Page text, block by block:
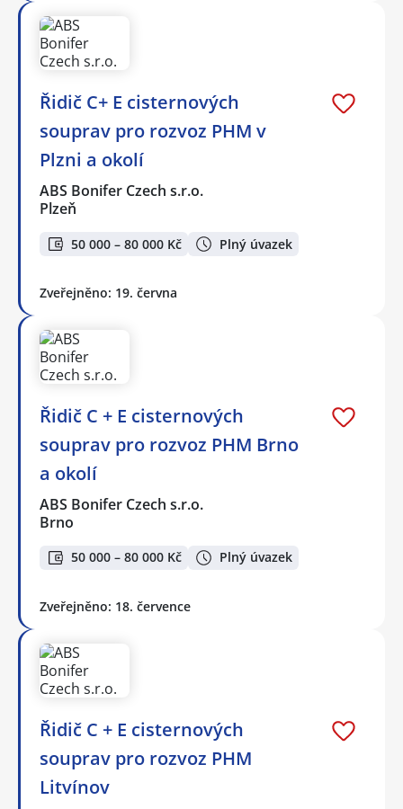
Řidič C+ E cisternových
souprav pro rozvoz PHM v
Plzni a okolí
ABS Bonifer Czech s.r.o.
Plzeň
50 000 – 80 000 Kč Plný úvazek
Zveřejněno: 19. června
Řidič C + E cisternových
souprav pro rozvoz PHM Brno
a okolí
ABS Bonifer Czech s.r.o.
Brno
50 000 – 80 000 Kč Plný úvazek
Zveřejněno: 18. července
Řidič C + E cisternových
souprav pro rozvoz PHM
Litvínov